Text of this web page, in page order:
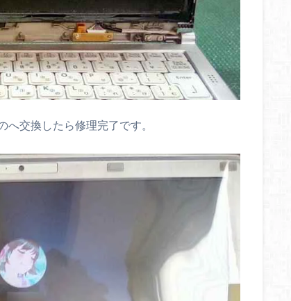
交換したら修理完了です。